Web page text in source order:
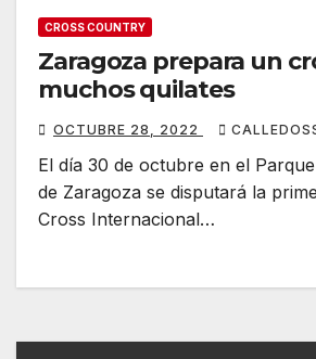
CROSS COUNTRY
Zaragoza prepara un
muchos quilates
OCTUBRE 28, 2022
El día 30 de octubre en el
de Zaragoza se disputará la
Cross Internacional…